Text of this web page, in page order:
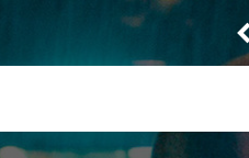
The Fresh Prince of Bel-Air 6.07